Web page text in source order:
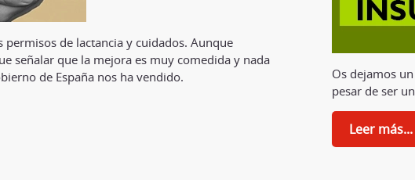
de lactancia y cuidados. Aunque
señalar que la mejora es muy comedida y nada
de España nos ha vendido.
Os dejamos
pesar de ser
Leer más...